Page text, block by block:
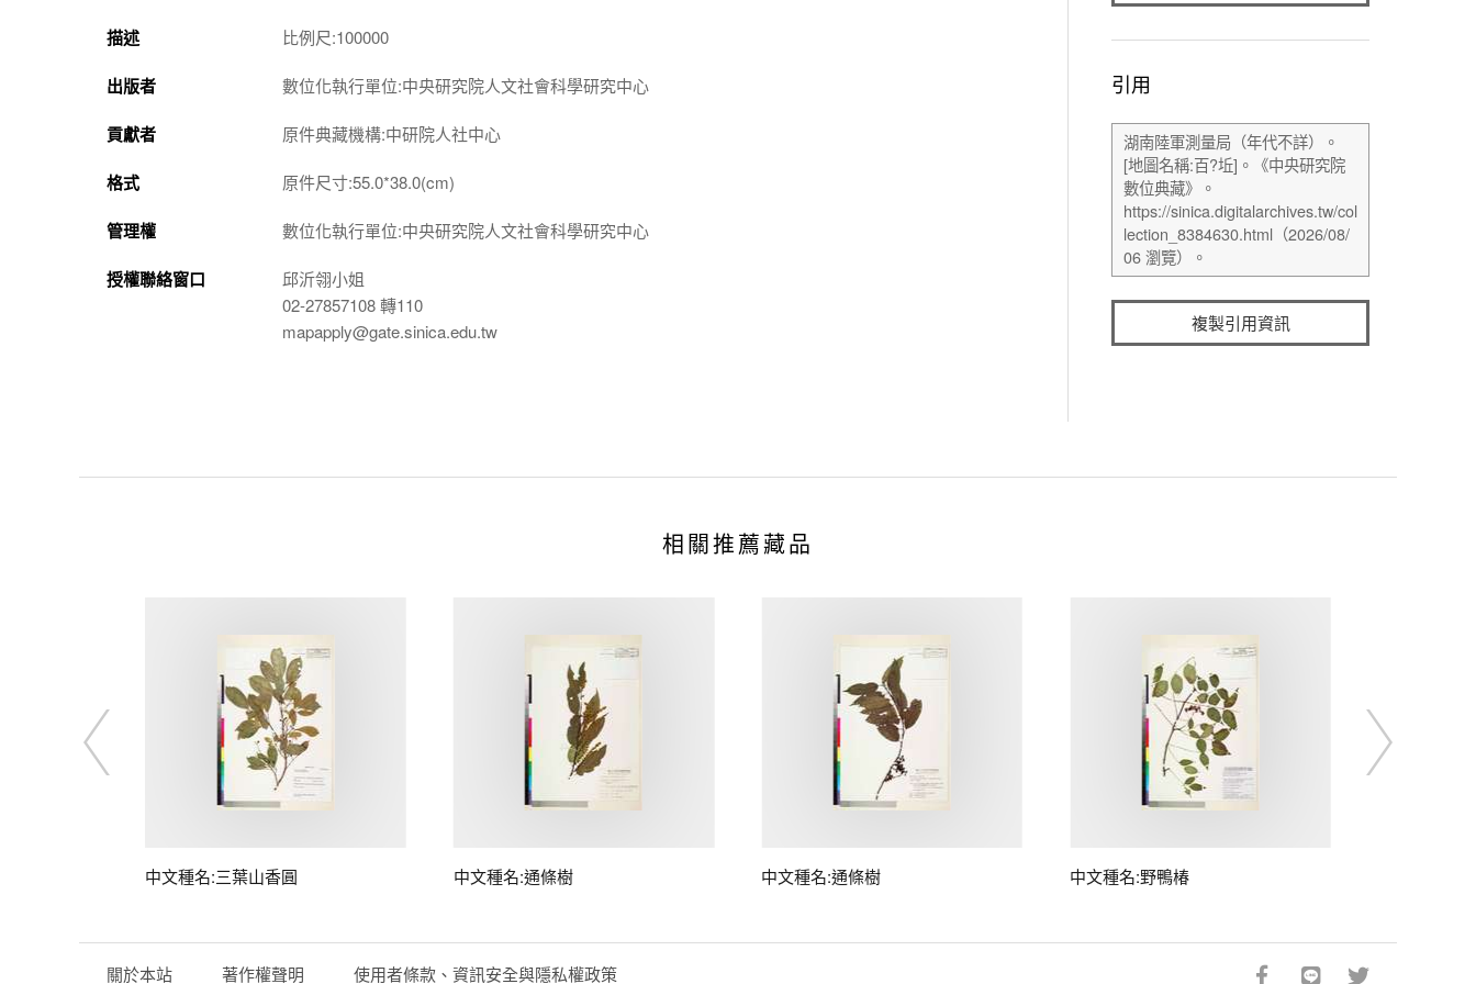
描述
比例尺:100000
出版者 數位化執行單位:中央研究院人文社會科學研究中心
貢獻者 原件典藏機構:中研院人社中心
格式 原件尺寸:55.0*38.0(cm)
管理權 數位化執行單位:中央研究院人文社會科學研究中心
授權聯絡窗口
邱沂翎小姐
02-27857108 轉110
mapapply@gate.sinica.edu.tw
引用
複製引用資訊
相關推薦藏品
中文種名:三葉山香圓 中文種名:通條樹 中文種名:通條樹 中文種名:野鴨椿
關於本站 著作權聲明 使用者條款、資訊安全與隱私權政策